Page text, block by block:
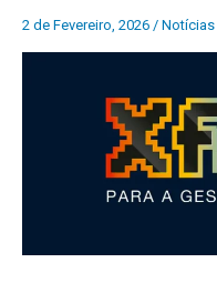
2 de Fevereiro, 2026 / Notícias